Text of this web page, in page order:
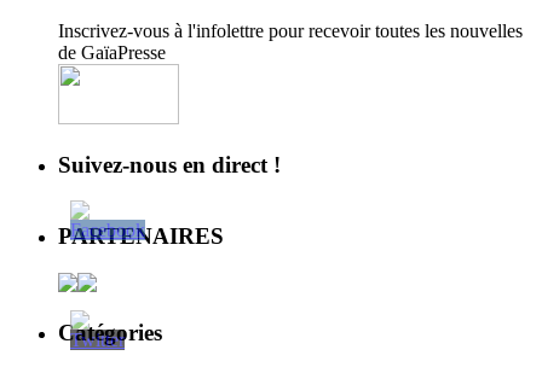
Inscrivez-vous à l'infolettre pour recevoir toutes les nouvelles
de GaïaPresse
Suivez-nous en direct !
PARTENAIRES
Catégories